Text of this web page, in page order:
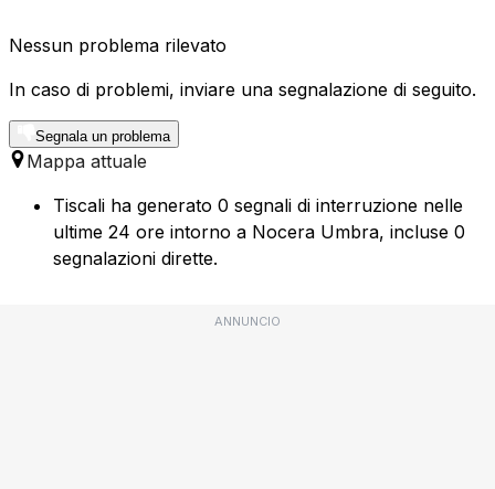
Nessun problema rilevato
In caso di problemi, inviare una segnalazione di seguito.
Segnala un problema
Mappa attuale
Tiscali ha generato 0 segnali di interruzione nelle
ultime 24 ore intorno a Nocera Umbra, incluse 0
segnalazioni dirette.
ANNUNCIO